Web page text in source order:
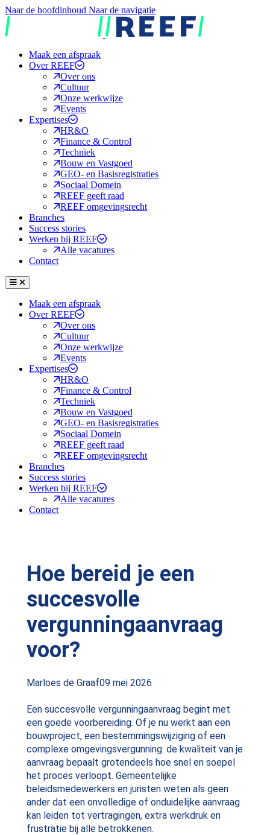
Naar de hoofdinhoud Naar de navigatie
REEF
Maak een afspraak
Over REEF
Over ons
Cultuur
Onze werkwijze
Events
Expertises
HR&O
Finance & Control
Techniek
Bouw en Vastgoed
GEO- en Basisregistraties
Sociaal Domein
REEF geeft raad
REEF omgevingsrecht
Branches
Success stories
Werken bij REEF
Alle vacatures
Contact
Menu
Sluiten
Maak een afspraak
Over REEF
Over ons
Cultuur
Onze werkwijze
Events
Expertises
HR&O
Finance & Control
Techniek
Bouw en Vastgoed
GEO- en Basisregistraties
Sociaal Domein
REEF geeft raad
REEF omgevingsrecht
Branches
Success stories
Werken bij REEF
Alle vacatures
Contact
Hoe bereid je een
succesvolle
vergunningaanvraag
voor?
Posted
Marloes de Graaf09 mei 2026
Een succesvolle vergunningaanvraag begint met
een goede voorbereiding. Of je nu werkt aan een
bouwproject, een bestemmingswijziging of een
complexe omgevingsvergunning: de kwaliteit van je
aanvraag bepaalt grotendeels hoe snel en soepel
het proces verloopt. Gemeentelijke
beleidsmedewerkers en juristen weten als geen
ander dat een onvolledige of onduidelijke aanvraag
kan leiden tot vertragingen, extra werkdruk en
frustratie bij alle betrokkenen.